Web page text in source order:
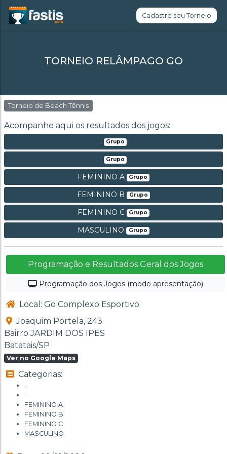
Cadastre seu Torneio
TORNEIO RELÂMPAGO GO
Torneio de Beach Tênnis
Acompanhe aqui os resultados dos jogos:
. Grupo
. Grupo
FEMININO A Grupo
FEMININO B Grupo
FEMININO C Grupo
MASCULINO Grupo
Programação e Resultados Geral dos Jogos
Programação dos Jogos (modo apresentação)
Local: Go Complexo Esportivo
Joaquim Portela, 243
Bairro JARDIM DOS IPES
Batatais/SP
Ver no Google Maps
Categorias:
.
.
FEMININO A
FEMININO B
FEMININO C
MASCULINO